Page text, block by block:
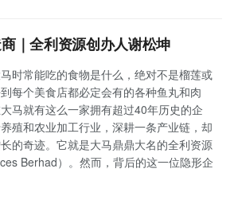
｜全利资源创办人谢松坤
时常能吃的食物是什么，绝对不是榴莲或
每个美食店都必定会有的各种鱼丸和肉
马就有这么一家拥有超过40年历史的企
殖和农业加工行业，深耕一条产业链，却
的奇迹。它就是大马鼎鼎大名的全利资源
Berhad）。然而，背后的这一位隐形企